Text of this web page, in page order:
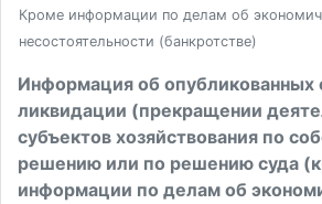
Кроме информации по делам об
несостоятельности (банкротстве)
Информация об опубликованных
ликвидации (прекращении
субъектов хозяйствования по
решению или по решению суда
информации по делам об